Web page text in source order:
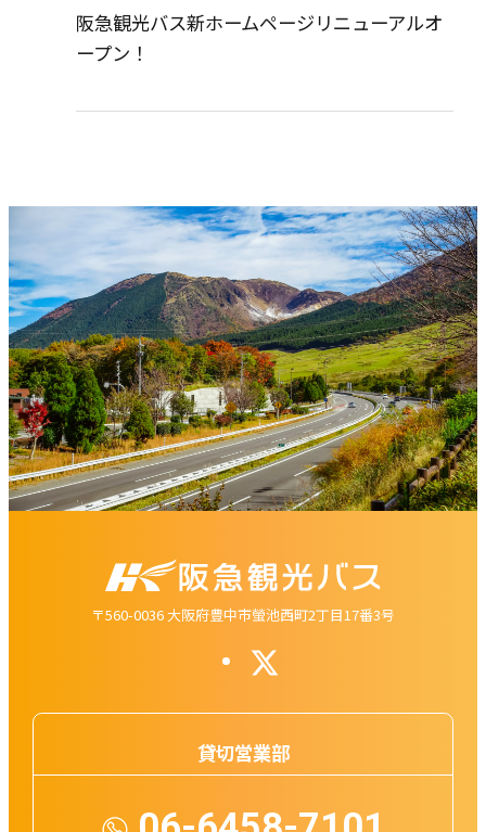
阪急観光バス新ホームページリニューアルオ
ープン！
〒560-0036 大阪府豊中市螢池西町2丁目17番3号
貸切営業部